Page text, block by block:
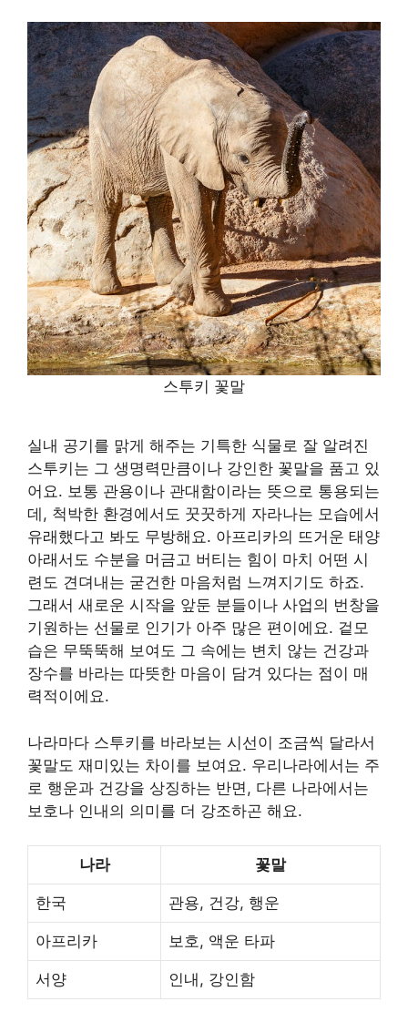
스투키 꽃말
실내 공기를 맑게 해주는 기특한 식물로 잘 알려진
스투키는 그 생명력만큼이나 강인한 꽃말을 품고 있
어요. 보통 관용이나 관대함이라는 뜻으로 통용되는
데, 척박한 환경에서도 꿋꿋하게 자라나는 모습에서
유래했다고 봐도 무방해요. 아프리카의 뜨거운 태양
아래서도 수분을 머금고 버티는 힘이 마치 어떤 시
련도 견뎌내는 굳건한 마음처럼 느껴지기도 하죠.
그래서 새로운 시작을 앞둔 분들이나 사업의 번창을
기원하는 선물로 인기가 아주 많은 편이에요. 겉모
습은 무뚝뚝해 보여도 그 속에는 변치 않는 건강과
장수를 바라는 따뜻한 마음이 담겨 있다는 점이 매
력적이에요.
나라마다 스투키를 바라보는 시선이 조금씩 달라서
꽃말도 재미있는 차이를 보여요. 우리나라에서는 주
로 행운과 건강을 상징하는 반면, 다른 나라에서는
보호나 인내의 의미를 더 강조하곤 해요.
나라 꽃말
한국 관용, 건강, 행운
아프리카 보호, 액운 타파
서양 인내, 강인함